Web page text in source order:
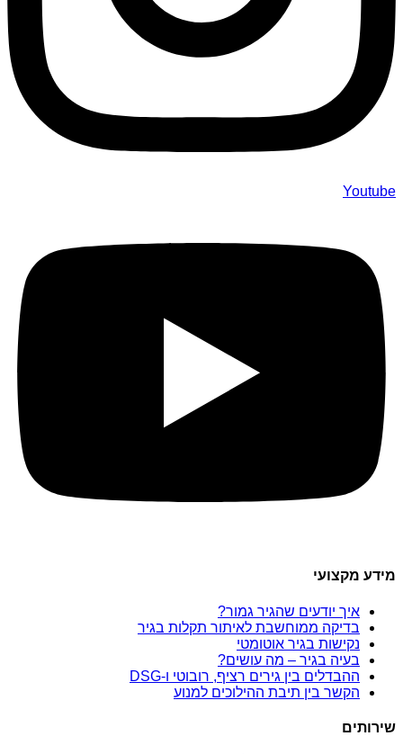
Youtube
מידע מקצועי
איך יודעים שהגיר גמור?
בדיקה ממוחשבת לאיתור תקלות בגיר
נקישות בגיר אוטומטי
בעיה בגיר – מה עושים?
ההבדלים בין גירים רציף, רובוטי ו-DSG
הקשר בין תיבת ההילוכים למנוע
שירותים